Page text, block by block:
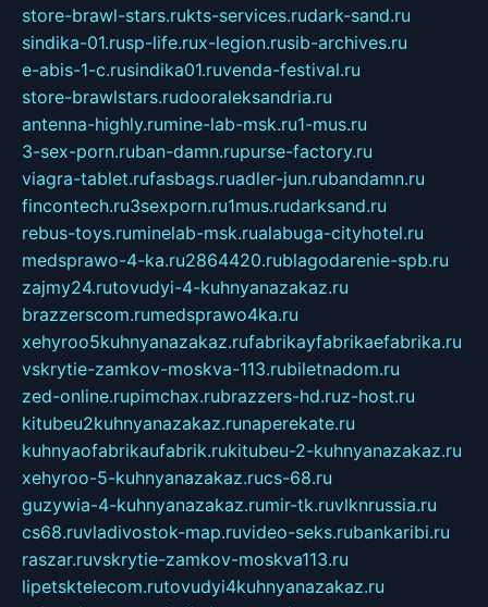
store-brawl-stars.rukts-services.rudark-sand.ru
sindika-01.rusp-life.rux-legion.rusib-archives.ru
e-abis-1-c.rusindika01.ruvenda-festival.ru
store-brawlstars.rudooraleksandria.ru
antenna-highly.rumine-lab-msk.ru1-mus.ru
3-sex-porn.ruban-damn.rupurse-factory.ru
viagra-tablet.rufasbags.ruadler-jun.rubandamn.ru
fincontech.ru3sexporn.ru1mus.rudarksand.ru
rebus-toys.ruminelab-msk.rualabuga-cityhotel.ru
medsprawo-4-ka.ru2864420.rublagodarenie-spb.ru
zajmy24.rutovudyi-4-kuhnyanazakaz.ru
brazzerscom.rumedsprawo4ka.ru
xehyroo5kuhnyanazakaz.rufabrikayfabrikaefabrika.ru
vskrytie-zamkov-moskva-113.rubiletnadom.ru
zed-online.rupimchax.rubrazzers-hd.ruz-host.ru
kitubeu2kuhnyanazakaz.runaperekate.ru
kuhnyaofabrikaufabrik.rukitubeu-2-kuhnyanazakaz.ru
xehyroo-5-kuhnyanazakaz.rucs-68.ru
guzywia-4-kuhnyanazakaz.rumir-tk.ruvlknrussia.ru
cs68.ruvladivostok-map.ruvideo-seks.rubankaribi.ru
raszar.ruvskrytie-zamkov-moskva113.ru
lipetsktelecom.rutovudyi4kuhnyanazakaz.ru